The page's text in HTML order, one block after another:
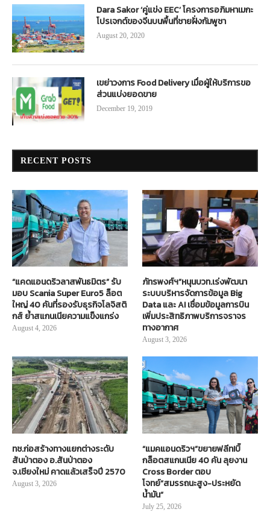
Dara Sakor ‘คู่แข่ง EEC’ โครงการอภิมหาเมกะ
โปรเจกต์ของจีนบนพื้นที่ชายฝั่งกัมพูชา
August 20, 2020
เขย่าวงการ Food Delivery เมื่อผู้ให้บริการขอ
ส่วนแบ่งยอดขาย
December 19, 2019
RECENT POSTS
“แคดแอนดริวลาสพันธมิตร” รับ
มอบ Scania Super Euro5 ล็อต
ใหญ่ 40 คันที่รองรับธุรกิจโลจิสติ
กส์ ย้ำสแกนเนียความแข็งแกร่ง
August 4, 2026
ภัทรพงศ์ฯ”หนุนบวท.เร่งพัฒนา
ระบบบริหารจัดการข้อมูล Big
Data และ AI เชื่อมข้อมูลการบิน
เพิ่มประสิทธิภาพบริการจราจร
ทางอากาศ
August 3, 2026
ทช.ก่อสร้างทางแยกต่างระดับ
สันป่าตอง อ.สันป่าตอง
จ.เชียงใหม่ คาดแล้วเสร็จปี 2570
August 3, 2026
“แมคแอนดริวฯ”ขยายฟลีท!บิ๊
กล็อตสแกนเนีย 40 คัน ลุยงาน
Cross Border ตอบ
โจทย์“สมรรถนะสูง-ประหยัด
น้ำมัน”
July 25, 2026